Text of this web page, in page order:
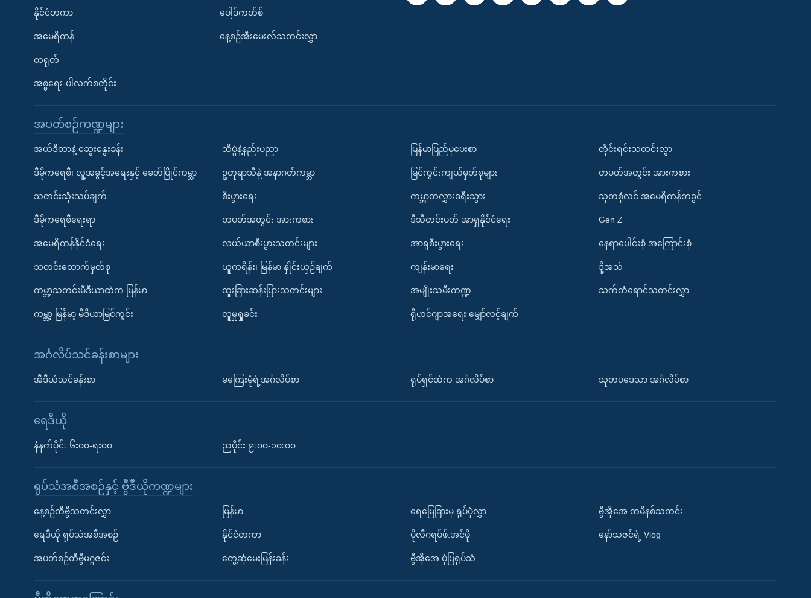
နိုင်ငံတကာ
အမေရိကန်
တရုတ်
အစ္စရေး-ပါလက်စတိုင်း
ပေါ့ဒ်ကတ်စ်
နေ့စဉ်အီးမေးလ်သတင်းလွှာ
အပတ်စဉ်ကဏ္ဍများ
အယ်ဒီတာနဲ့ ဆွေးနွေးခန်း
ဒီမိုကရေစီ၊ လူ့အခွင့်အရေးနှင့် ခေတ်ပြိုင်ကမ္ဘာ
သတင်းသုံးသပ်ချက်
ဒီမိုကရေစီရေးရာ
အမေရိကန်နိုင်ငံရေး
သတင်းထောက်မှတ်စု
ကမ္ဘာ့သတင်းမီဒီယာထဲက မြန်မာ
ကမ္ဘာ့ မြန်မာ့ မီဒီယာမြင်ကွင်း
သိပ္ပံနဲ့နည်းပညာ
ဥတုရာသီနဲ့ အနာဂတ်ကမ္ဘာ
စီးပွားရေး
တပတ်အတွင်း အားကစား
လယ်ယာစီးပွားသတင်းများ
ယူကရိန်း၊ မြန်မာ နှိုင်းယှဉ်ချက်
ထူးခြားဆန်းပြားသတင်းများ
လူမှုရှုခင်း
မြန်မာပြည်မှပေးစာ
မြင်ကွင်းကျယ်မှတ်စုများ
ကမ္ဘာတလွှားခရီးသွား
ဒီသီတင်းပတ် အာရှနိုင်ငံရေး
အာရှစီးပွားရေး
ကျန်းမာရေး
အမျိုးသမီးကဏ္ဍ
ရိုဟင်ဂျာအရေး မျှော်လင့်ချက်
တိုင်းရင်းသတင်းလွှာ
တပတ်အတွင်း အားကစား
သုတစုံလင် အမေရိကန်တခွင်
Gen Z
နေရာပေါင်းစုံ အကြောင်းစုံ
ဒို့အသံ
သက်တံရောင်သတင်းလွှာ
အင်္ဂလိပ်သင်ခန်းစာများ
အီဒီယံသင်ခန်းစာ မကြေးမုံရဲ့အင်္ဂလိပ်စာ ရုပ်ရှင်ထဲက အင်္ဂလိပ်စာ သုတပဒေသာ အင်္ဂလိပ်စာ
ရေဒီယို
နံနက်ပိုင်း ၆း၀၀-ရး၀၀ ညပိုင်း ၉း၀၀-၁၀း၀၀
ရုပ်သံအစီအစဉ်နှင့် ဗွီဒီယိုကဏ္ဍများ
နေ့စဉ်တီဗွီသတင်းလွှာ
ရေဒီယို ရုပ်သံအစီအစဉ်
အပတ်စဉ်တီဗွီမဂ္ဂဇင်း
မြန်မာ
နိုင်ငံတကာ
တွေ့ဆုံမေးမြန်းခန်း
ရေမြေခြားမှ ရုပ်ပုံလွှာ
ပိုလီဂရပ်ဖ်.အင်ဖို
ဗွီအိုအေ ပုံပြရုပ်သံ
ဗွီအိုအေ တမိနစ်သတင်း
နော်သဇင်ရဲ့ Vlog